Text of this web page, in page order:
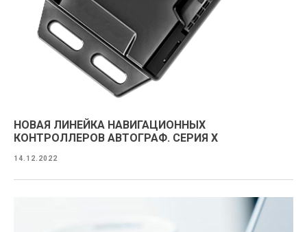
НОВАЯ ЛИНЕЙКА НАВИГАЦИОННЫХ
КОНТРОЛЛЕРОВ АВТОГРАФ. СЕРИЯ X
14.12.2022